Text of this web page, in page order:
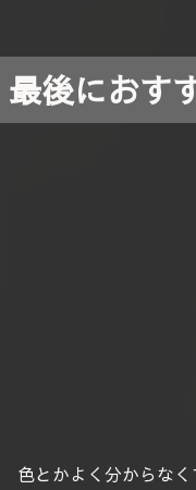
最後におす
色とかよく分からな